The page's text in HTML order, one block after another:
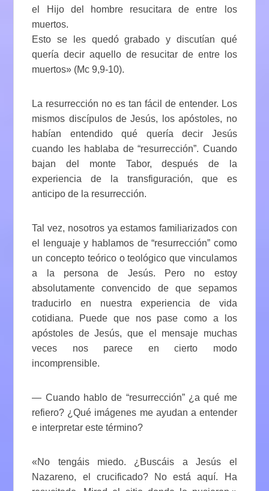
el Hijo del hombre resucitara de entre los
muertos.
Esto se les quedó grabado y discutían qué
quería decir aquello de resucitar de entre los
muertos» (Mc 9,9-10).
La resurrección no es tan fácil de entender. Los
mismos discípulos de Jesús, los apóstoles, no
habían entendido qué quería decir Jesús
cuando les hablaba de “resurrección”. Cuando
bajan del monte Tabor, después de la
experiencia de la transfiguración, que es
anticipo de la resurrección.
Tal vez, nosotros ya estamos familiarizados con
el lenguaje y hablamos de “resurrección” como
un concepto teórico o teológico que vinculamos
a la persona de Jesús. Pero no estoy
absolutamente convencido de que sepamos
traducirlo en nuestra experiencia de vida
cotidiana. Puede que nos pase como a los
apóstoles de Jesús, que el mensaje muchas
veces nos parece en cierto modo
incomprensible.
— Cuando hablo de “resurrección” ¿a qué me
refiero? ¿Qué imágenes me ayudan a entender
e interpretar este término?
«No tengáis miedo. ¿Buscáis a Jesús el
Nazareno, el crucificado? No está aquí. Ha